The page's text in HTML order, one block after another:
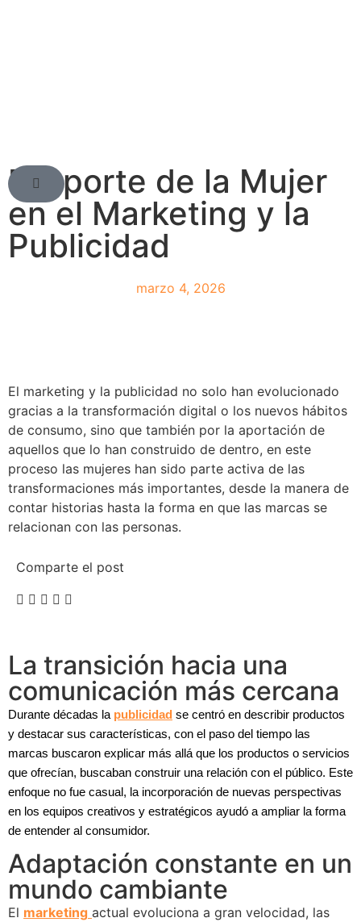
El aporte de la Mujer
en el Marketing y la
Publicidad
marzo 4, 2026
El marketing y la publicidad no solo han evolucionado
gracias a la transformación digital o los nuevos hábitos
de consumo, sino que también por la aportación de
aquellos que lo han construido de dentro, en este
proceso las mujeres han sido parte activa de las
transformaciones más importantes, desde la manera de
contar historias hasta la forma en que las marcas se
relacionan con las personas.
Comparte el post
La transición hacia una
comunicación más cercana
Durante décadas la publicidad se centró en describir productos
y destacar sus características, con el paso del tiempo las
marcas buscaron explicar más allá que los productos o servicios
que ofrecían, buscaban construir una relación con el público. Este
enfoque no fue casual, la incorporación de nuevas perspectivas
en los equipos creativos y estratégicos ayudó a ampliar la forma
de entender al consumidor.
Adaptación constante en un
mundo cambiante
El marketing actual evoluciona a gran velocidad, las